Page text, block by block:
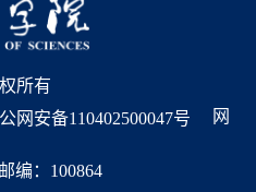
所有
网安备110402500047号
网
编：100864